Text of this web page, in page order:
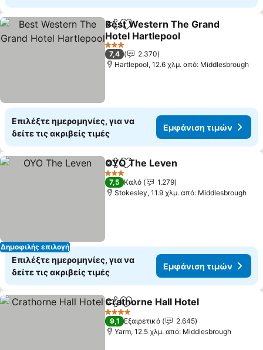
Κοινοποίηση
Προσθήκη στα αγαπημένα
Best Western The Grand
Hotel Hartlepool
Εμφάνιση τιμών
3 Αστέρια
7,4
2.370
Hartlepool, 12.6 χλμ. από: Middlesbrough
Επιλέξτε ημερομηνίες, για να
δείτε τις ακριβείς τιμές
Εμφάνιση τιμών
Δημοφιλής επιλογή
Κοινοποίηση
Προσθήκη στα αγαπημένα
OYO The Leven
3 Αστέρια
7,5 Καλό
1.279
Stokesley, 11.9 χλμ. από: Middlesbrough
Επιλέξτε ημερομηνίες, για να
δείτε τις ακριβείς τιμές
Εμφάνιση τιμών
Κοινοποίηση
Προσθήκη στα αγαπημένα
Crathorne Hall Hotel
4 Αστέρια
9,1 Εξαιρετικό
2.645
Yarm, 12.5 χλμ. από: Middlesbrough